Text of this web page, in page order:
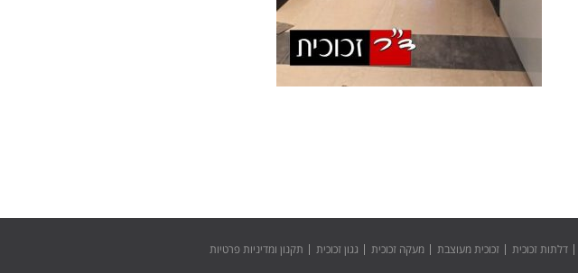
דלתות זכוכית זכוכית מעוצבת מעקה זכוכית גגון זכוכית תקנון ומדיניות פרטיות